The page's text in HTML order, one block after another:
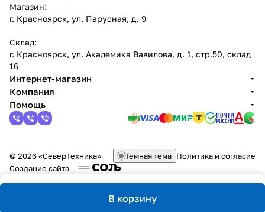
В корзину
Магазин:
г. Красноярск, ул. Парусная, д. 9
Склад:
г. Красноярск, ул. Академика Вавилова, д. 1, стр.50, склад
16
Интернет-магазин
Компания
Помощь
© 2026 «СеверТехника» Темная тема Политика и согласие
Создание сайта